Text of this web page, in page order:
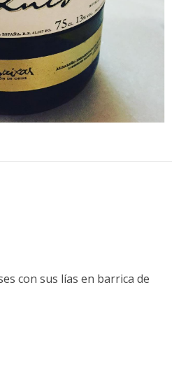
con sus lías en barrica de